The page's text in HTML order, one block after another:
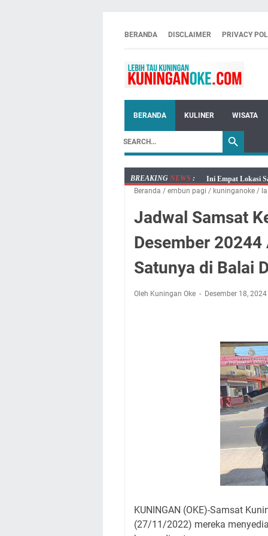
BERANDA DISCLAIMER PRIVACY
BERANDA KULINER WISATA
BREAKING NEWS :
Ini Empat Lokasi
Jumat 7 Agustus
Embun Pagi
Tetap Berjalan
Salat Lima Waktu
Menenangkan, Ini
Nobar Final Piala
Kamuning
Info Sembako di
Agenda Kegiatan
Hanya Satu
Beranda / embun pagi / kuninganoke /
Jadwal Samsat
Desember 20244
Satunya di Balai
Oleh Kuningan Oke Desember 18, 2024
KUNINGAN (OKE)-Samsat
(27/11/2022) mereka